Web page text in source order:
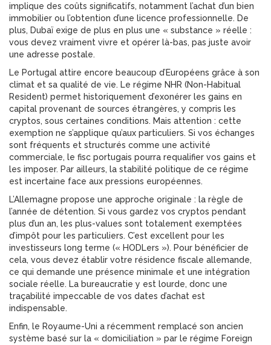
implique des coûts significatifs, notamment l’achat d’un bien
immobilier ou l’obtention d’une licence professionnelle. De
plus, Dubaï exige de plus en plus une « substance » réelle :
vous devez vraiment vivre et opérer là-bas, pas juste avoir
une adresse postale.
Le Portugal attire encore beaucoup d’Européens grâce à son
climat et sa qualité de vie. Le régime NHR (Non-Habitual
Resident) permet historiquement d’exonérer les gains en
capital provenant de sources étrangères, y compris les
cryptos, sous certaines conditions. Mais attention : cette
exemption ne s’applique qu’aux particuliers. Si vos échanges
sont fréquents et structurés comme une activité
commerciale, le fisc portugais pourra requalifier vos gains et
les imposer. Par ailleurs, la stabilité politique de ce régime
est incertaine face aux pressions européennes.
L’Allemagne propose une approche originale : la règle de
l’année de détention. Si vous gardez vos cryptos pendant
plus d’un an, les plus-values sont totalement exemptées
d’impôt pour les particuliers. C’est excellent pour les
investisseurs long terme (« HODLers »). Pour bénéficier de
cela, vous devez établir votre résidence fiscale allemande,
ce qui demande une présence minimale et une intégration
sociale réelle. La bureaucratie y est lourde, donc une
traçabilité impeccable de vos dates d’achat est
indispensable.
Enfin, le Royaume-Uni a récemment remplacé son ancien
système basé sur la « domiciliation » par le régime Foreign